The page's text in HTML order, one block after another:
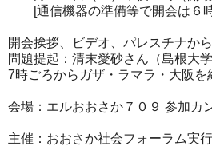
[通信機器の準備等で開会は６
開会挨拶、ビデオ、パレスチナか
問題提起：清末愛砂さん（島根大学
7時ごろからガザ・ラマラ・大阪を
会場：エルおおさか７０９ 参加カ
主催：おおさか社会フォーラム実